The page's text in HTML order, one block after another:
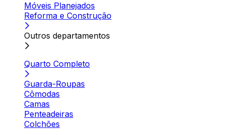
Móveis Planejados
Reforma e Construção
Outros departamentos
Quarto Completo
Guarda-Roupas
Cômodas
Camas
Penteadeiras
Colchões